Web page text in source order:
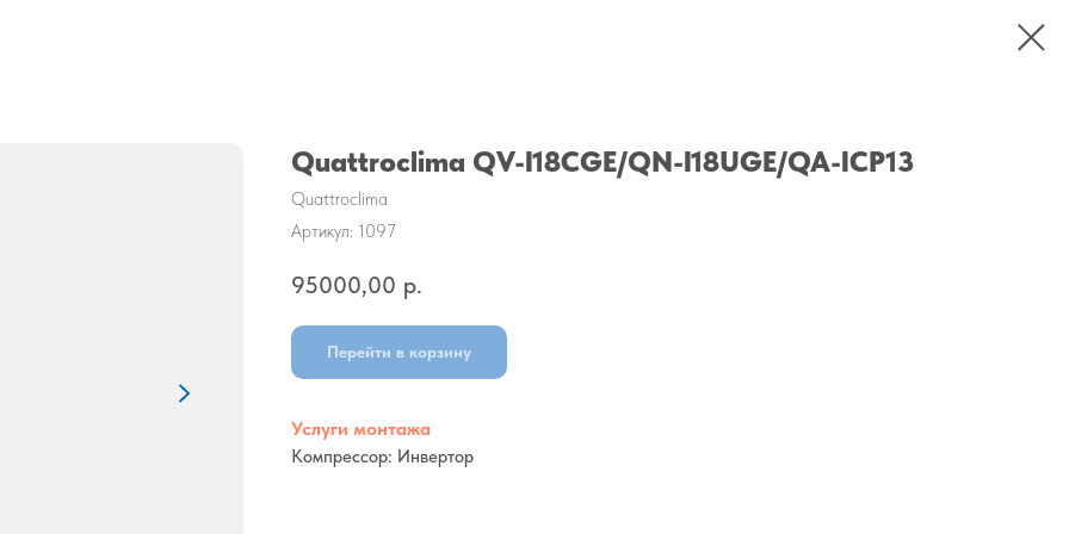
Quattroclima QV-I18CGE/QN-I18UGE/QA-ICP13
Quattroclima
Артикул: 1097
95000,00 р.
Перейти в корзину
Услуги монтажа
Компрессор: Инвертор